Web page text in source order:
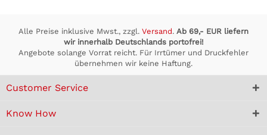
Alle Preise inklusive Mwst., zzgl. Versand. Ab 69,- EUR liefern
wir innerhalb Deutschlands portofrei!
Angebote solange Vorrat reicht. Für Irrtümer und Druckfehler
übernehmen wir keine Haftung.
Customer Service
Know How